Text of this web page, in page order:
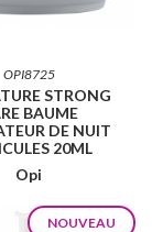
OPI8725
STRONG
BAUME
DE NUIT
20ML
Opi
NOUVEAU